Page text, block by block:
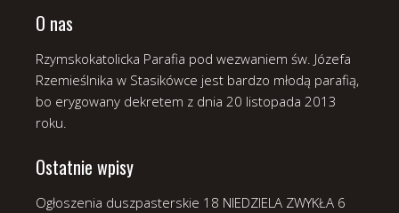
O nas
Rzymskokatolicka Parafia pod wezwaniem św. Józefa
Rzemieślnika w Stasikówce jest bardzo młodą parafią,
bo erygowany dekretem z dnia 20 listopada 2013
roku.
Ostatnie wpisy
Ogłoszenia duszpasterskie 18 NIEDZIELA ZWYKŁA 6